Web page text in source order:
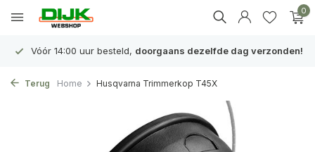
0
Vóór 14:00 uur besteld, doorgaans dezelfde dag verzonden!
Terug Home Husqvarna Trimmerkop T45X